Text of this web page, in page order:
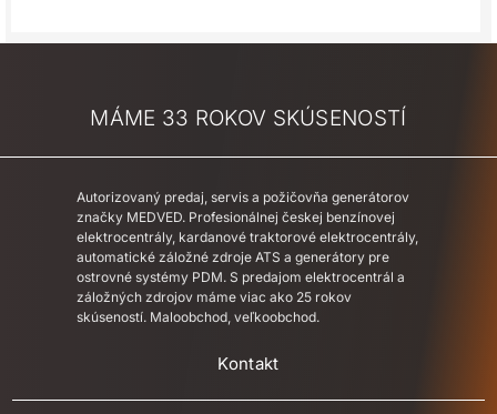
MÁME 33 ROKOV SKÚSENOSTÍ
Autorizovaný predaj, servis a požičovňa generátorov
značky MEDVED. Profesionálnej českej benzínovej
elektrocentrály, kardanové traktorové elektrocentrály,
automatické záložné zdroje ATS a generátory pre
ostrovné systémy PDM. S predajom elektrocentrál a
záložných zdrojov máme viac ako 25 rokov
skúseností. Maloobchod, veľkoobchod.
Kontakt